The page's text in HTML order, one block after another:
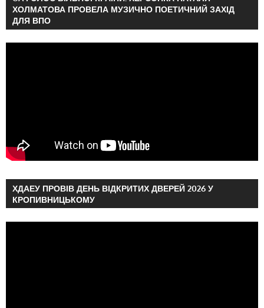
ХОЛМАТОВА ПРОВЕЛА МУЗИЧНО ПОЕТИЧНИЙ ЗАХІД
ДЛЯ ВПО
ХДАЕУ ПРОВІВ ДЕНЬ ВІДКРИТИХ ДВЕРЕЙ 2026 У
КРОПИВНИЦЬКОМУ